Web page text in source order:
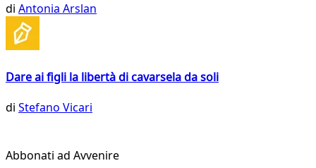
di Antonia Arslan
Dare ai figli la libertà di cavarsela da soli
di Stefano Vicari
Abbonati ad Avvenire